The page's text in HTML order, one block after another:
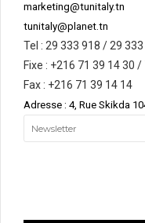
marketing@tunitaly.tn
tunitaly@planet.tn
Tel : 29 333 918 / 29
Fixe : +216 71 39 14 30 /
Fax : +216 71 39 14 14
Adresse : 4, Rue Skikda